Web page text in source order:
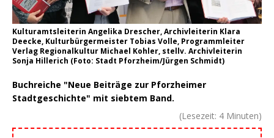
Kulturamtsleiterin Angelika Drescher, Archivleiterin Klara
Deecke, Kulturbürgermeister Tobias Volle, Programmleiter
Verlag Regionalkultur Michael Kohler, stellv. Archivleiterin
Sonja Hillerich (Foto: Stadt Pforzheim/Jürgen Schmidt)
Buchreiche "Neue Beiträge zur Pforzheimer
Stadtgeschichte" mit siebtem Band.
(Lesezeit: 4 Minuten)